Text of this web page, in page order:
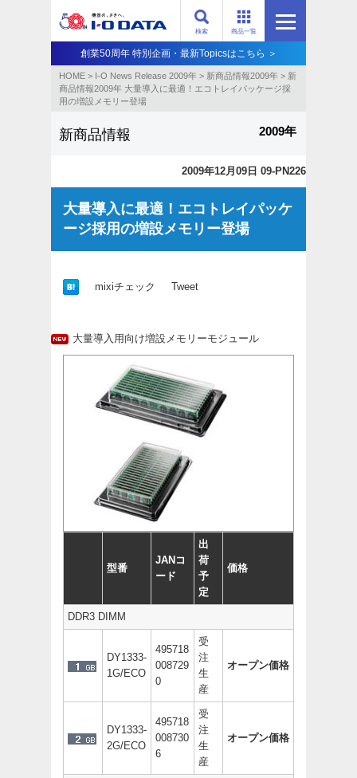
商品一覧
検索
創業50周年 特別企画・最新Topicsはこちら ＞
HOME > I-O News Release 2009年 > 新商品情報2009年 > 新
商品情報2009年 大量導入に最適！エコトレイパッケージ採
用の増設メモリー登場
新商品情報 2009年
2009年12月09日 09-PN226
大量導入に最適！エコトレイパッケ
ージ採用の増設メモリー登場
mixiチェック Tweet
大量導入用向け増設メモリーモジュール
型番
JANコ
ード
出
荷
予
定
価格
DDR3 DIMM
DY1333-
1G/ECO
495718
008729
0
受
注
生
産
オープン価格
DY1333-
2G/ECO
495718
008730
6
受
注
生
産
オープン価格